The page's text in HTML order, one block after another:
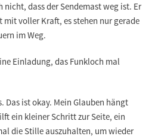
dass der Sendemast weg ist. Er
mit voller Kraft, es stehen nur gerade
im Weg.
Einladung, das Funkloch mal
Das ist okay. Mein Glauben hängt
ein kleiner Schritt zur Seite, ein
die Stille auszuhalten, um wieder